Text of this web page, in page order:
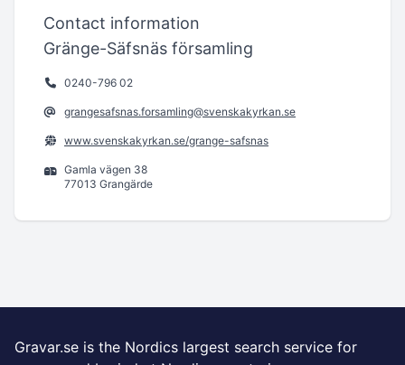
Contact information
Gränge-Säfsnäs församling
0240-796 02
grangesafsnas.forsamling@svenskakyrkan.se
www.svenskakyrkan.se/grange-safsnas
Gamla vägen 38
77013 Grangärde
Gravar.se is the Nordics largest search service for